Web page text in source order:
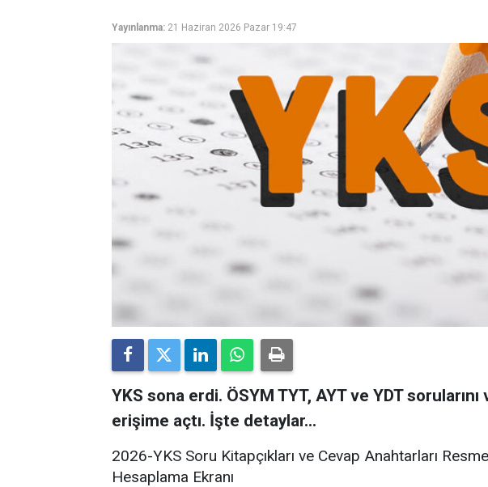
Yayınlanma: 21 Haziran 2026 Pazar 19:47
YKS sona erdi. ÖSYM TYT, AYT ve YDT
erişime açtı. İşte detaylar...
2026-YKS Soru Kitapçıkları ve Cevap Anahtarları
Hesaplama Ekranı